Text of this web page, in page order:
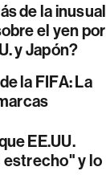
de la inusual
el yen por
y Japón?
la FIFA: La
EE.UU.
y lo